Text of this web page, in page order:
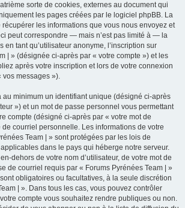
sorte de cookies, externes au document qui
les pages créées par le logiciel phpBB. La
les informations que vous nous envoyez et
peut correspondre — mais n’est pas limité à — la
en tant qu’utilisateur anonyme, l’inscription sur
| » (désignée ci-après par « votre compte ») et les
après votre inscription et lors de votre connexion
vos messages »).
au minimum un identifiant unique (désigné ci-après
») et un mot de passe personnel vous permettant
compte (désigné ci-après par « votre mot de
courriel personnelle. Les informations de votre
Team | » sont protégées par les lois de
dans le pays qui héberge notre serveur.
dehors de votre nom d’utilisateur, de votre mot de
de courriel requis par « Forums Pyrénées Team | »
obligatoires ou facultatives, à la seule discrétion
| ». Dans tous les cas, vous pouvez contrôler
compte vous souhaitez rendre publiques ou non.